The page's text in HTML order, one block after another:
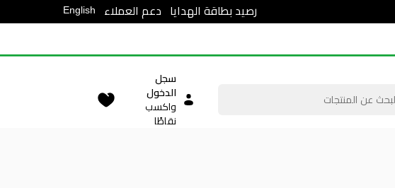
رصيد بطاقة الهدايا دعم العملاء English
سجل
الدخول
واكسب
نقاطًا